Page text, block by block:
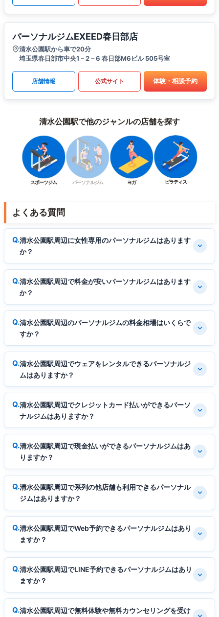
パーソナルジムEXEED春日部店
清水公園駅から車で20分
埼玉県春日部市中央1－2－6 春日部M6ビル 505号室
店舗情報 公式サイト 体験・相談予約
清水公園駅で他のジャンルの店舗を探す
スポーツジム パーソナルジム ヨガ ピラティス
よくある質問
清水公園駅周辺に女性専用のパーソナルジムはあります
か？
清水公園駅周辺で料金が安いパーソナルジムはあります
か？
清水公園駅周辺のパーソナルジムの料金相場はいくらで
すか？
清水公園駅周辺でウェアをレンタルできるパーソナルジ
ムはありますか？
清水公園駅周辺でクレジットカード払いができるパーソ
ナルジムはありますか？
清水公園駅周辺で現金払いができるパーソナルジムはあ
りますか？
清水公園駅周辺で系列の他店舗も利用できるパーソナル
ジムはありますか？
清水公園駅周辺でWeb予約できるパーソナルジムはあり
ますか？
清水公園駅周辺でLINE予約できるパーソナルジムはあり
ますか？
清水公園駅周辺で無料体験や無料カウンセリングを受け